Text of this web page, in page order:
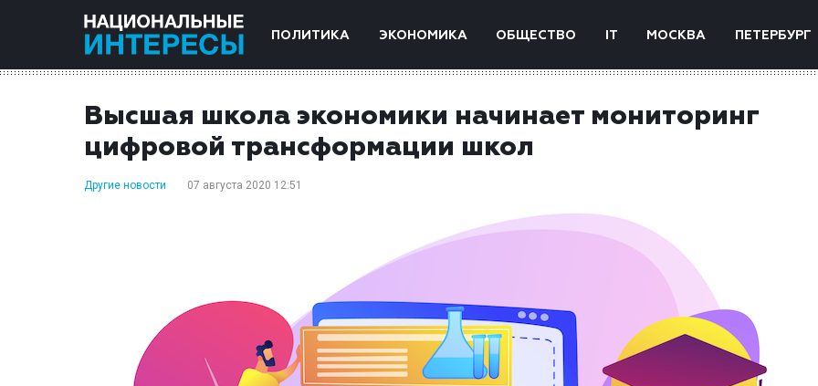
ПОЛИТИКА ЭКОНОМИКА ОБЩЕСТВО IT МОСКВА ПЕТЕРБУРГ
Высшая школа экономики начинает мониторинг
цифровой трансформации школ
Другие новости 07 августа 2020 12:51